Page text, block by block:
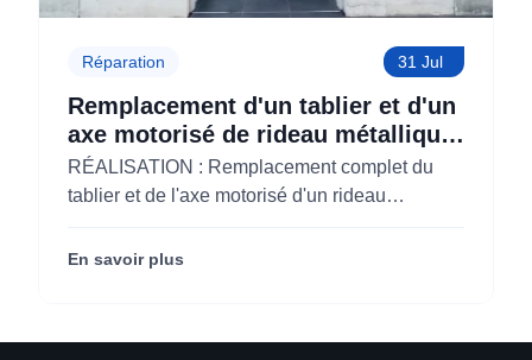
Réparation 31 Jul
Remplacement d'un tablier et d'un
axe motorisé de rideau métallique
pour M'CHADAL (Optical Center)
(95)
RÉALISATION : Remplacement complet du
tablier et de l'axe motorisé d'un rideau
Center) (95290).
En savoir plus